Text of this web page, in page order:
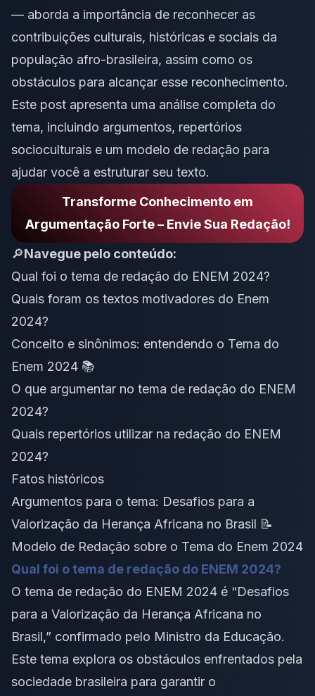
— aborda a importância de reconhecer as
contribuições culturais, históricas e sociais da
população afro-brasileira, assim como os
obstáculos para alcançar esse reconhecimento.
Este post apresenta uma análise completa do
tema, incluindo argumentos, repertórios
socioculturais e um modelo de redação para
ajudar você a estruturar seu texto.
Transforme Conhecimento em
Argumentação Forte – Envie Sua Redação!
🔎Navegue pelo conteúdo:
Qual foi o tema de redação do ENEM 2024?
Quais foram os textos motivadores do Enem
2024?
Conceito e sinônimos: entendendo o Tema do
Enem 2024 📚
O que argumentar no tema de redação do ENEM
2024?
Quais repertórios utilizar na redação do ENEM
2024?
Fatos históricos
Argumentos para o tema: Desafios para a
Valorização da Herança Africana no Brasil 📝
Modelo de Redação sobre o Tema do Enem 2024
Qual foi o tema de redação do ENEM 2024?
O tema de redação do ENEM 2024 é “Desafios
para a Valorização da Herança Africana no
Brasil,” confirmado pelo Ministro da Educação.
Este tema explora os obstáculos enfrentados pela
sociedade brasileira para garantir o